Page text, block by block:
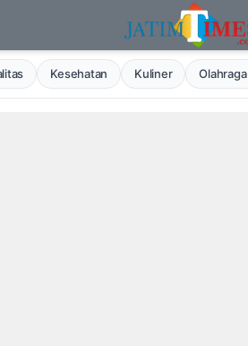
Kesehatan Kuliner Olahraga